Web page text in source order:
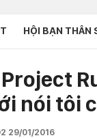
HỘI BẠN THÂN
nói tôi
29/01/2016